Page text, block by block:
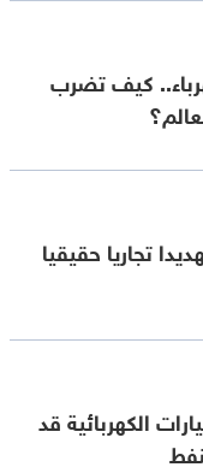
كيف تضرب
تجاريا حقيقيا
الكهربائية قد